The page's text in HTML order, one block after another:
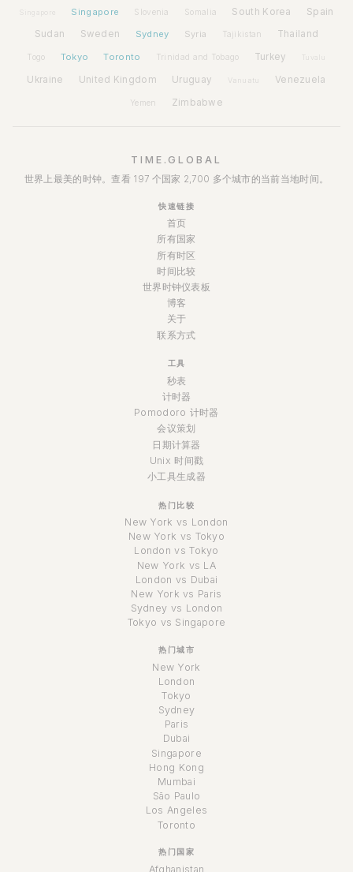
Singapore Slovenia Somalia South Korea Spain
Sudan Sweden Sydney Syria Tajikistan Thailand
Togo Tokyo Toronto Trinidad and Tobago Turkey Tuvalu
Ukraine United Kingdom Uruguay Vanuatu Venezuela
Yemen Zimbabwe
TIME.GLOBAL
世界上最美的时钟。查看 197 个国家 2,700 多个城市的当前当地时间。
快速链接
首页
所有国家
所有时区
时间比较
世界时钟仪表板
博客
关于
联系方式
工具
秒表
计时器
Pomodoro 计时器
会议策划
日期计算器
Unix 时间戳
小工具生成器
热门比较
New York vs London
New York vs Tokyo
London vs Tokyo
New York vs LA
London vs Dubai
New York vs Paris
Sydney vs London
Tokyo vs Singapore
热门城市
New York
London
Tokyo
Sydney
Paris
Dubai
Singapore
Hong Kong
Mumbai
São Paulo
Los Angeles
Toronto
热门国家
Afghanistan